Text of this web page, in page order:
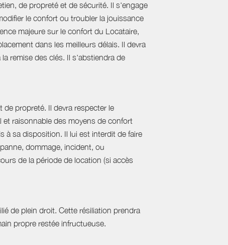
de propreté et de sécurité. Il s'engage
le confort ou troubler la jouissance
majeure sur le confort du Locataire,
dans les meilleurs délais. Il devra
remise des clés. Il s'abstiendra de
propreté. Il devra respecter le
et raisonnable des moyens de confort
à sa disposition. Il lui est interdit de faire
dommage, incident, ou
de la période de location (si accès
de plein droit. Cette résiliation prendra
propre restée infructueuse.